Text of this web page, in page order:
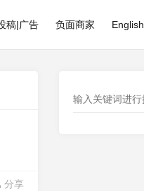
稿|广告 负面商家 English
分享